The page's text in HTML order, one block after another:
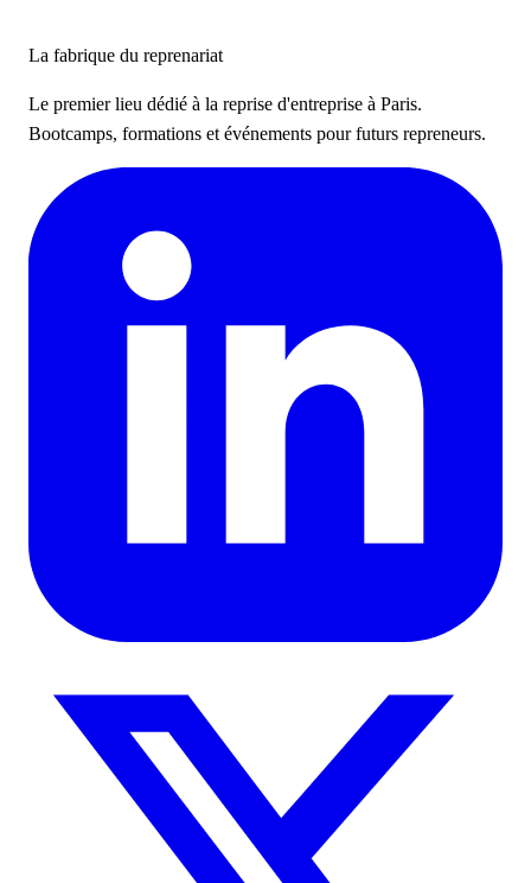
La fabrique du reprenariat
Le premier lieu dédié à la reprise d'entreprise à Paris.
Bootcamps, formations et événements pour futurs repreneurs.